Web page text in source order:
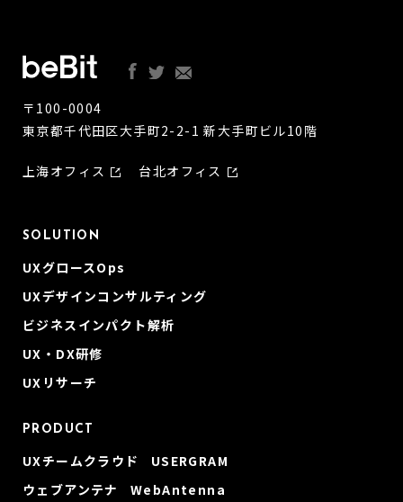
〒100-0004
東京都千代田区大手町2-2-1 新大手町ビル10階
上海オフィス 台北オフィス
SOLUTION
UXグロースOps
UXデザインコンサルティング
ビジネスインパクト解析
UX・DX研修
UXリサーチ
PRODUCT
UXチームクラウド USERGRAM
ウェブアンテナ WebAntenna